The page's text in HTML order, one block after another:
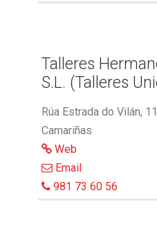
Talleres
S.L. (Talleres
Rúa Estrada do Vilán,
Camariñas
Web
Email
981 73 60 56